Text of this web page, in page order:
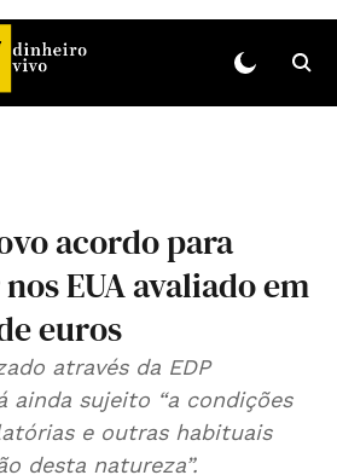
acordo para
EUA avaliado em
euros
através da EDP
ainda sujeito “a condições
e outras habituais
desta natureza”.